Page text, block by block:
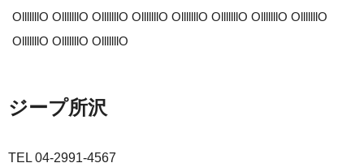
OlllllllO OlllllllO OlllllllO OlllllllO OlllllllO OlllllllO OlllllllO OlllllllO
OlllllllO OlllllllO OlllllllO
ジープ所沢
TEL 04-2991-4567